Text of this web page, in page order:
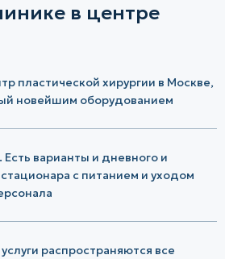
в центре
пластической хирургии в Москве,
новейшим оборудованием
варианты и дневного и
стационара с питанием и уходом
распространяются все